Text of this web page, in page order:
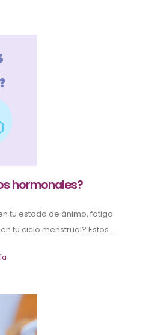
hormonales?
tu estado de ánimo, fatiga
tu ciclo menstrual? Estos ...